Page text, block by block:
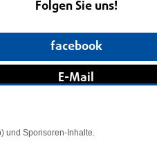
Folgen Sie uns!
facebook
E-Mail
und Sponsoren-Inhalte.